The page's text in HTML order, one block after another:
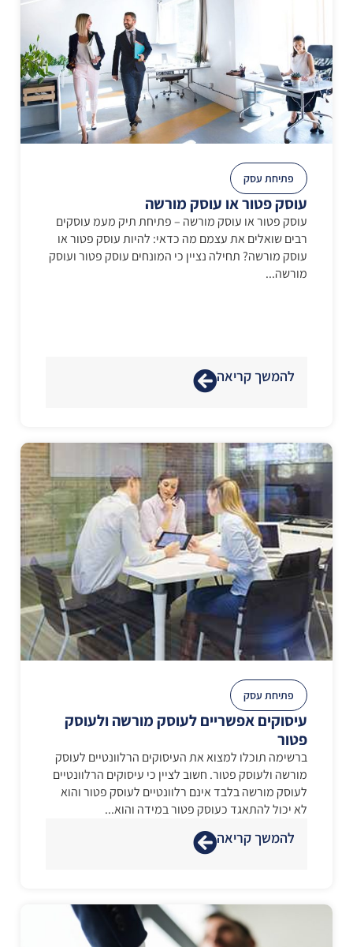
פתיחת עסק
עוסק פטור או עוסק מורשה
עוסק פטור או עוסק מורשה – פתיחת תיק מעמ עוסקים
רבים שואלים את עצמם מה כדאי: להיות עוסק פטור או
עוסק מורשה? תחילה נציין כי המונחים עוסק פטור ועוסק
מורשה...
להמשך קריאה
פתיחת עסק
עיסוקים אפשריים לעוסק מורשה ולעוסק
פטור
ברשימה תוכלו למצוא את העיסוקים הרלוונטיים לעוסק
מורשה ולעוסק פטור. חשוב לציין כי עיסוקים הרלוונטיים
לעוסק מורשה בלבד אינם רלוונטיים לעוסק פטור והוא
לא יכול להתאגד כעוסק פטור במידה והוא...
להמשך קריאה